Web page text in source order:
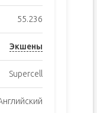
55.236
Экшены
Supercell